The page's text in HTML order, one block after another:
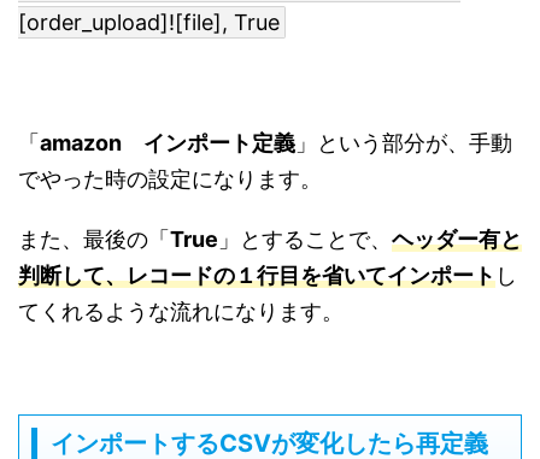
[order_upload]![file], True
「amazon インポート定義 」という部分が、手動
でやった時の設定になります。
また、最後の「True 」とすることで、 ヘッダー有と
判断して、レコードの１行目を省いてインポートし
てくれるような流れになります。
インポートするCSVが変化したら再定義